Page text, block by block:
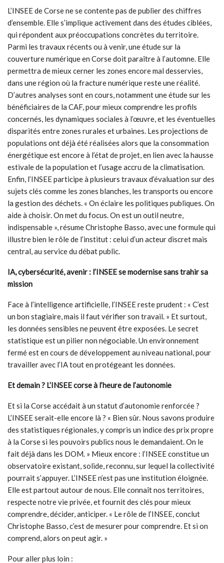
L’INSEE de Corse ne se contente pas de publier des chiffres
d’ensemble. Elle s’implique activement dans des études ciblées,
qui répondent aux préoccupations concrètes du territoire.
Parmi les travaux récents ou à venir, une étude sur la
couverture numérique en Corse doit paraître à l’automne. Elle
permettra de mieux cerner les zones encore mal desservies,
dans une région où la fracture numérique reste une réalité.
D’autres analyses sont en cours, notamment une étude sur les
bénéficiaires de la CAF, pour mieux comprendre les profils
concernés, les dynamiques sociales à l’œuvre, et les éventuelles
disparités entre zones rurales et urbaines. Les projections de
populations ont déjà été réalisées alors que la consommation
énergétique est encore à l’état de projet, en lien avec la hausse
estivale de la population et l’usage accru de la climatisation.
Enfin, l’INSEE participe à plusieurs travaux d’évaluation sur des
sujets clés comme les zones blanches, les transports ou encore
la gestion des déchets. « On éclaire les politiques publiques. On
aide à choisir. On met du focus. On est un outil neutre,
indispensable », résume Christophe Basso, avec une formule qui
illustre bien le rôle de l’institut : celui d’un acteur discret mais
central, au service du débat public.
IA, cybersécurité, avenir : l’INSEE se modernise sans trahir sa
mission
Face à l’intelligence artificielle, l’INSEE reste prudent : « C’est
un bon stagiaire, mais il faut vérifier son travail. » Et surtout,
les données sensibles ne peuvent être exposées. Le secret
statistique est un pilier non négociable. Un environnement
fermé est en cours de développement au niveau national, pour
travailler avec l’IA tout en protégeant les données.
Et demain ? L’INSEE corse à l’heure de l’autonomie
Et si la Corse accédait à un statut d’autonomie renforcée ?
L’INSEE serait-elle encore là ? « Bien sûr. Nous savons produire
des statistiques régionales, y compris un indice des prix propre
à la Corse si les pouvoirs publics nous le demandaient. On le
fait déjà dans les DOM. » Mieux encore : l’INSEE constitue un
observatoire existant, solide, reconnu, sur lequel la collectivité
pourrait s’appuyer. L’INSEE n’est pas une institution éloignée.
Elle est partout autour de nous. Elle connaît nos territoires,
respecte notre vie privée, et fournit des clés pour mieux
comprendre, décider, anticiper. « Le rôle de l’INSEE, conclut
Christophe Basso, c’est de mesurer pour comprendre. Et si on
comprend, alors on peut agir. »
Pour aller plus loin :